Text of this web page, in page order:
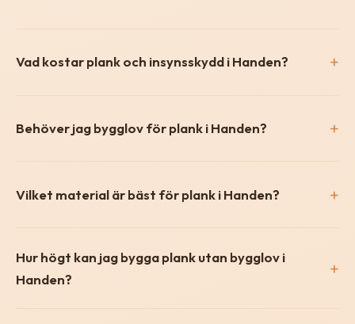
Vad kostar plank och insynsskydd i Handen?
Behöver jag bygglov för plank i Handen?
Vilket material är bäst för plank i Handen?
Hur högt kan jag bygga plank utan bygglov i
Handen?